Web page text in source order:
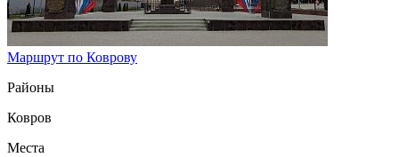
Маршрут по Коврову
Районы
Ковров
Места